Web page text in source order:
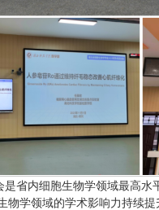
省内细胞生物学领域最高
学领域的学术影响力持续提